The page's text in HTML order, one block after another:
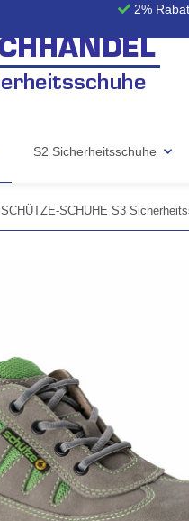
2%
S2 Sicherheitsschuhe
SCHÜTZE-SCHUHE S3